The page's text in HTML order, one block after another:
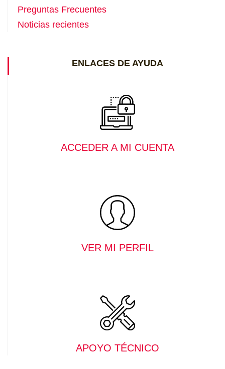
Preguntas Frecuentes
Noticias recientes
ENLACES DE AYUDA
ACCEDER A MI CUENTA
VER MI PERFIL
APOYO TÉCNICO